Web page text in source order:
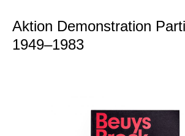
Aktion Demonstration
1949–1983